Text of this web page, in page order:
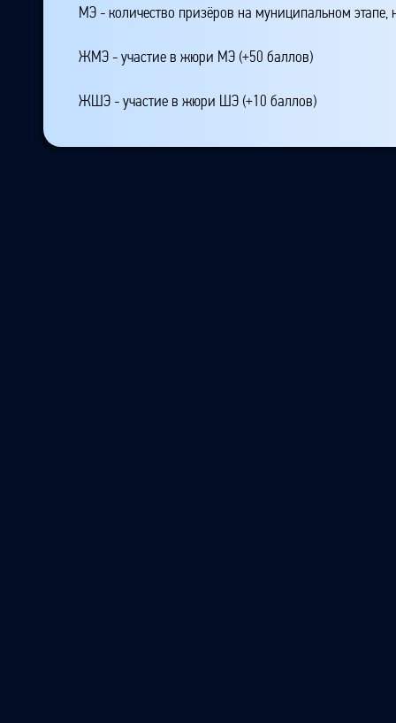
МЭ - количество призёров на муниципальном
ЖМЭ - участие в жюри МЭ (+50 баллов)
ЖШЭ - участие в жюри ШЭ (+10 баллов)